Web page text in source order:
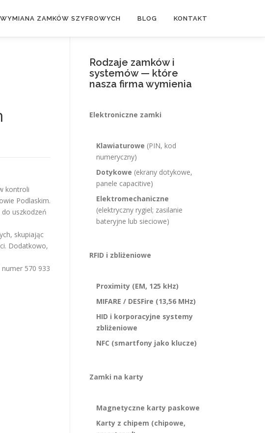
ZAMKÓW SZYFROWYCH BLOG KONTAKT
kontroli
Podlaskim.
uszkodzeń
skupiając
Dodatkowo,
570 933
Rodzaje zamków i
systemów — które
nasza firma wymienia
Elektroniczne zamki
Klawiaturowe (PIN, kod
numeryczny)
Dotykowe (ekrany dotykowe,
panele capacitive)
Elektromechaniczne
(elektryczny rygiel; zasilanie
bateryjne lub sieciowe)
RFID i zbliżeniowe
Proximity (EM, 125 kHz)
MIFARE / DESFire (13,56 MHz)
HID i korporacyjne systemy
zbliżeniowe
NFC (smartfony jako klucze)
Zamki na karty
Magnetyczne karty paskowe
Karty z chipem (chipowe,